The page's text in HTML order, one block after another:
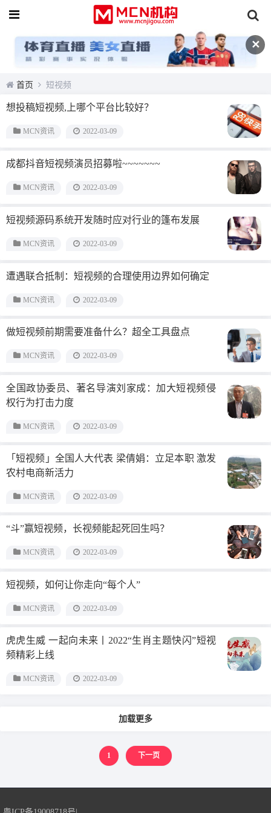
✕
首页 短视频
想投稿短视频,上哪个平台比较好？
MCN资讯 2022-03-09
成都抖音短视频演员招募啦~~~~~~~
MCN资讯 2022-03-09
短视频源码系统开发随时应对行业的篷布发展
MCN资讯 2022-03-09
遭遇联合抵制：短视频的合理使用边界如何确定
MCN资讯 2022-03-09
做短视频前期需要准备什么？超全工具盘点
MCN资讯 2022-03-09
全国政协委员、著名导演刘家成：加大短视频侵
权行为打击力度
MCN资讯 2022-03-09
「短视频」全国人大代表 梁倩娟：立足本职 激发
农村电商新活力
MCN资讯 2022-03-09
“斗”赢短视频，长视频能起死回生吗？
MCN资讯 2022-03-09
短视频，如何让你走向“每个人”
MCN资讯 2022-03-09
虎虎生威 一起向未来丨2022“生肖主题快闪”短视
频精彩上线
MCN资讯 2022-03-09
加载更多
1 下一页